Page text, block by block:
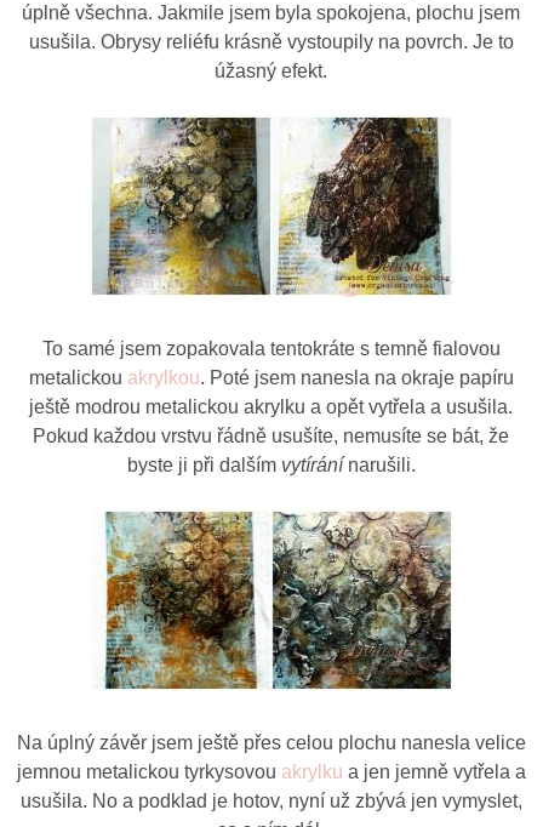
úplně všechna. Jakmile jsem byla spokojena, plochu jsem
usušila. Obrysy reliéfu krásně vystoupily na povrch. Je to
úžasný efekt.
To samé jsem zopakovala tentokráte s temně fialovou
metalickou akrylkou. Poté jsem nanesla na okraje papíru
ještě modrou metalickou akrylku a opět vytřela a usušila.
Pokud každou vrstvu řádně usušíte, nemusíte se bát, že
byste ji při dalším vytíránínarušili.
Na úplný závěr jsem ještě přes celou plochu nanesla velice
jemnou metalickou tyrkysovou akrylku a jen jemně vytřela a
usušila. No a podklad je hotov, nyní už zbývá jen vymyslet,